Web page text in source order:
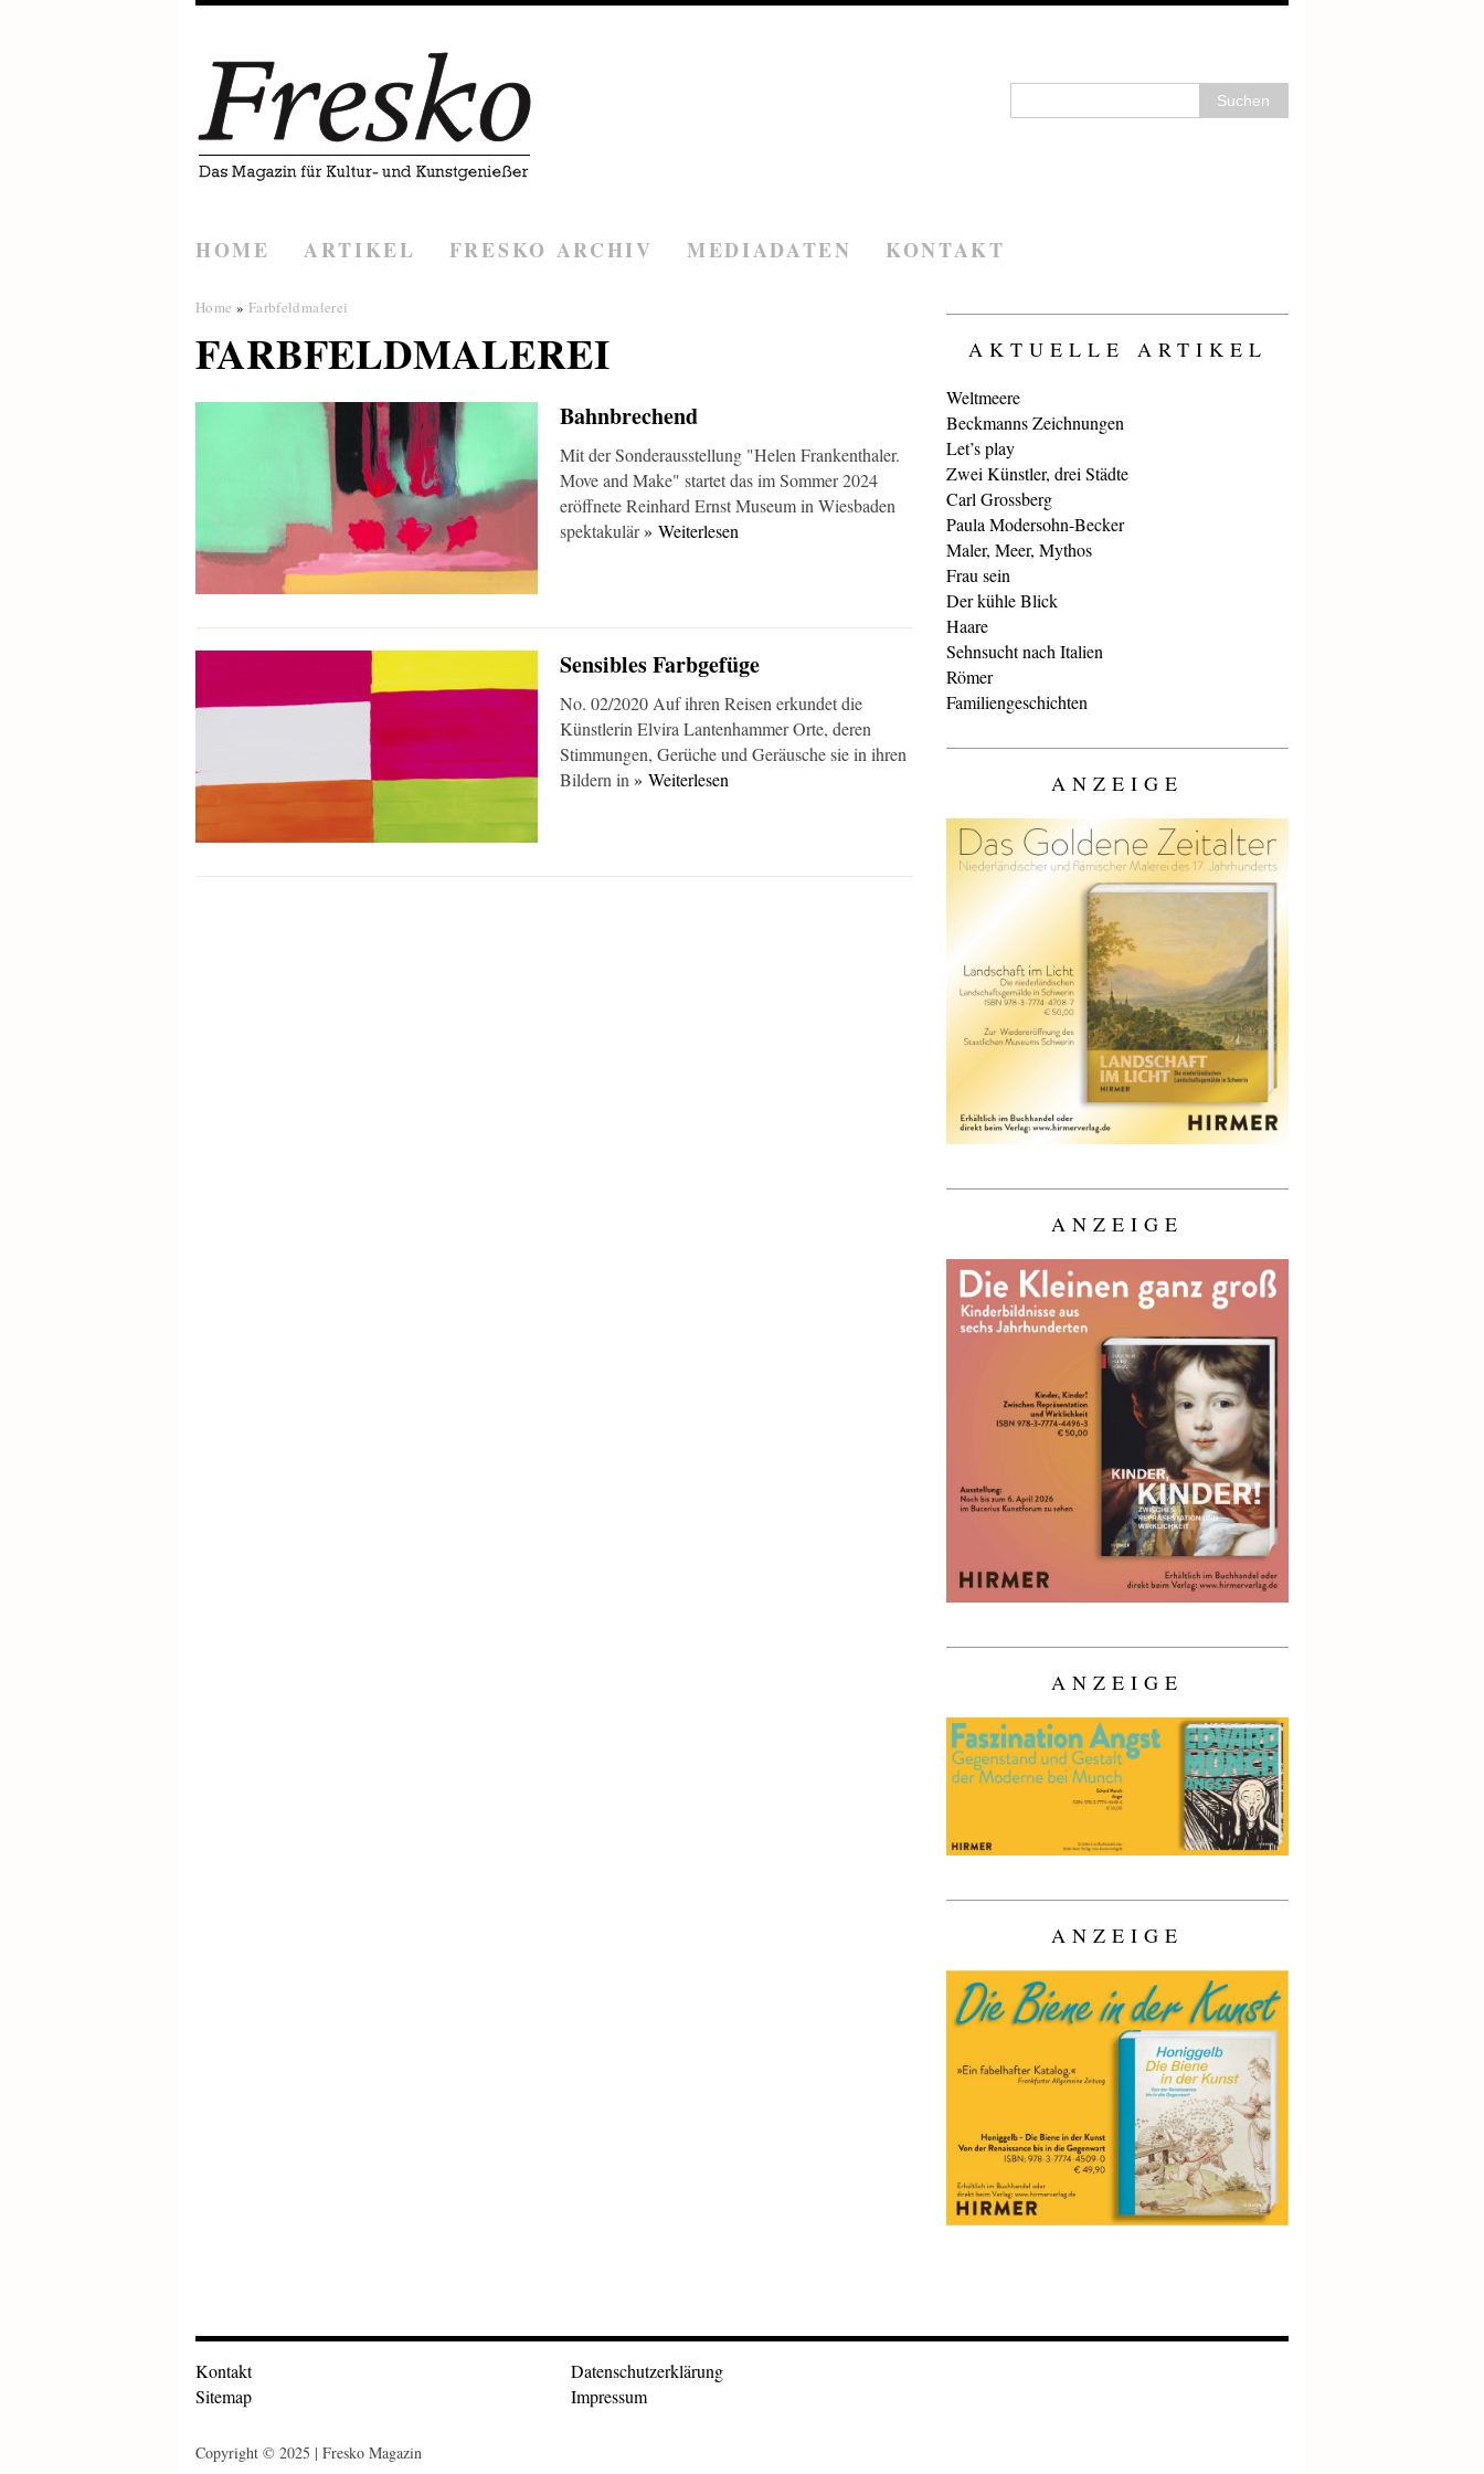
HOME ARTIKEL FRESKO ARCHIV MEDIADATEN KONTAKT
Home » Farbfeldmalerei
FARBFELDMALEREI
Bahnbrechend
Mit der Sonderausstellung "Helen Frankenthaler.
Move and Make" startet das im Sommer 2024
eröffnete Reinhard Ernst Museum in Wiesbaden
spektakulär» Weiterlesen
Sensibles Farbgefüge
No. 02/2020 Auf ihren Reisen erkundet die
Künstlerin Elvira Lantenhammer Orte, deren
Stimmungen, Gerüche und Geräusche sie in ihren
Bildern in » Weiterlesen
AKTUELLE ARTIKEL
Weltmeere
Beckmanns Zeichnungen
Let’s play
Zwei Künstler, drei Städte
Carl Grossberg
Paula Modersohn-Becker
Maler, Meer, Mythos
Frau sein
Der kühle Blick
Haare
Sehnsucht nach Italien
Römer
Familiengeschichten
ANZEIGE
ANZEIGE
ANZEIGE
ANZEIGE
Kontakt
Sitemap
Datenschutzerklärung
Impressum
Copyright © 2025 | Fresko Magazin